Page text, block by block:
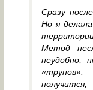
Сразу
Но я
Метод
неудобно,